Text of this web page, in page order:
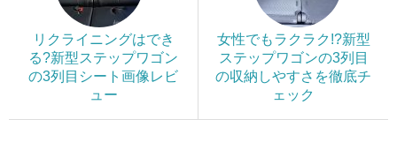
リクライニングはでき
る?新型ステップワゴン
の3列目シート画像レビ
ュー
女性でもラクラク!?新型
ステップワゴンの3列目
の収納しやすさを徹底チ
ェック